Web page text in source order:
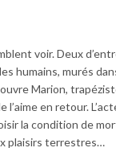
voir. Deux
humains, murés
Marion,
en retour.
la condition de
plaisirs terrestres…